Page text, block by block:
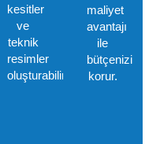
kesitler
ve
teknik
resimler
oluşturabilirsiniz.
maliyet
avantajı
ile
bütçenizi
korur.